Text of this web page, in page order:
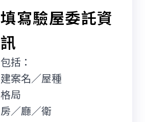
填寫驗屋委託資
訊
包括：
建案名／屋種
格局
房／廳／衛